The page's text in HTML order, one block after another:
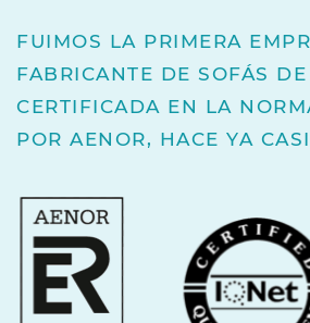
FUIMOS LA PRIMERA
FABRICANTE DE SOFÁS
CERTIFICADA EN LA
POR AENOR, HACE YA